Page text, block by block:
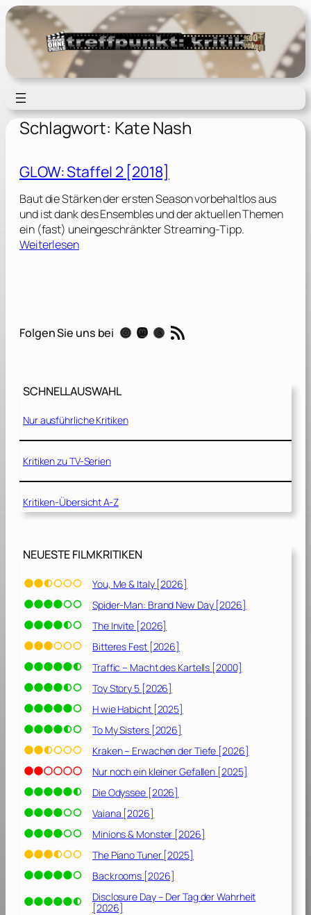
Zum
Inhalt
springen
Schlagwort: Kate Nash
GLOW: Staffel 2 [2018]
Baut die Stärken der ersten Season vorbehaltlos aus
und ist dank des Ensembles und der aktuellen Themen
ein (fast) uneingeschränkter Streaming-Tipp.
Weiterlesen:
S
f
l
2
[
1
8
Folgen Sie uns bei Instagram Mastodon Threads RSS-Feed
SCHNELLAUSWAHL
Nur ausführliche Kritiken
Kritiken zu TV-Serien
Kritiken-Übersicht A-Z
NEUESTE FILMKRITIKEN
You, Me & Italy [2026]
Spider-Man: Brand New Day [2026]
The Invite [2026]
Bitteres Fest [2026]
Traffic – Macht des Kartells [2000]
Toy Story 5 [2026]
H wie Habicht [2025]
To My Sisters [2026]
Kraken – Erwachen der Tiefe [2026]
Nur noch ein kleiner Gefallen [2025]
Die Odyssee [2026]
Vaiana [2026]
Minions & Monster [2026]
The Piano Tuner [2025]
Backrooms [2026]
Disclosure Day – Der Tag der Wahrheit
[2026]